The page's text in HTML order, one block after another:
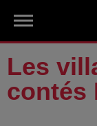
Les
contés